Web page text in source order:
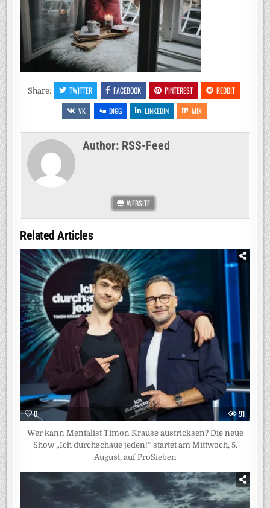
Share: TWITTER FACEBOOK PINTEREST
REDDIT
VK
DIGG LINKEDIN MIX
Author: RSS-Feed
WEBSITE
Related Articles
0 91
Wer kann Mentalist Timon Krause austricksen? Die neue
Show „Ich durchschaue jeden!“ startet am Mittwoch, 5.
August, auf ProSieben